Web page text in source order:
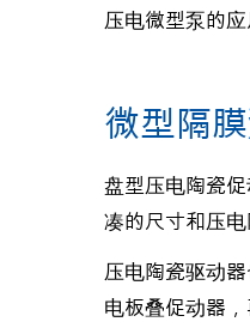
压电微型泵的
微型隔
盘型压电陶瓷
凑的尺寸和压
压电陶瓷驱动
电板叠促动器